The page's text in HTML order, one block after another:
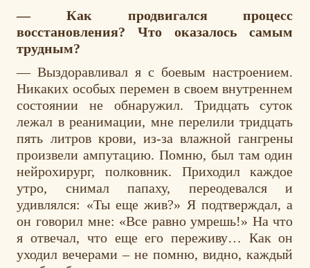
— Как продвигался процесс
восстановления? Что оказалось самым
трудным?
— Выздоравливал я с боевым настроением.
Никаких особых перемен в своем внутреннем
состоянии не обнаружил. Тридцать суток
лежал в реанимации, мне перелили тридцать
пять литров крови, из-за влажной гангрены
произвели ампутацию. Помню, был там один
нейрохирург, полковник. Приходил каждое
утро, снимал папаху, переодевался и
удивлялся: «Ты еще жив?» Я подтверждал, а
он говорил мне: «Все равно умрешь!» На что
я отвечал, что еще его переживу… Как он
уходил вечерами – не помню, видно, каждый